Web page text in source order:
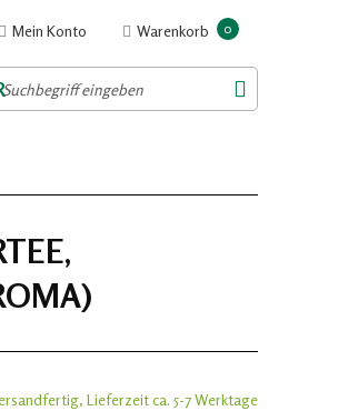
Warenkorb 0
Mein Konto
Lieferzeit ca. 5-7 Werktage